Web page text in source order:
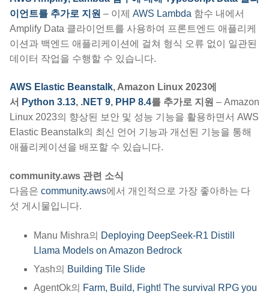
이언트를 추가로 지원 – 이제 AWS Lambda 함수 내에서
Amplify Data 클라이언트를 사용하여 프론트엔드 애플리케
이션과 백엔드 애플리케이션에 걸쳐 형식 오류 없이 일관된
데이터 작업을 수행할 수 있습니다.
AWS Elastic Beanstalk, Amazon Linux 2023에
서 Python 3.13, .NET 9, PHP 8.4를 추가로 지원 – Amazon
Linux 2023의 향상된 보안 및 성능 기능을 활용하면서 AWS
Elastic Beanstalk의 최신 언어 기능과 개선된 기능을 통해
애플리케이션을 배포할 수 있습니다.
community.aws 관련 소식
다음은 community.aws에서 개인적으로 가장 좋아하는 다
섯 게시물입니다.
Manu Mishra의 Deploying DeepSeek-R1 Distill
Llama Models on Amazon Bedrock
Yash의 Building Tile Slide
AgentOk의 Farm, Build, Fight! The survival RPG you